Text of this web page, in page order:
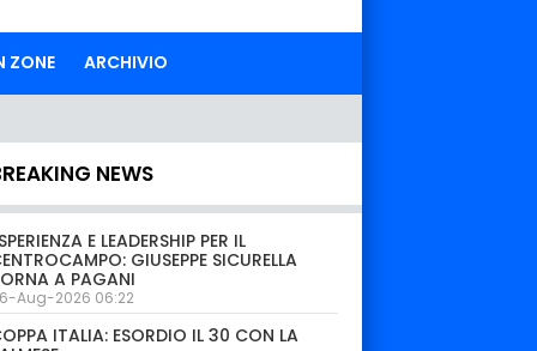
ZONE ARCHIVIO
NEWS
E LEADERSHIP PER IL
GIUSEPPE SICURELLA
A PAGANI
Aug-2026 06:22
ITALIA: ESORDIO IL 30 CON LA